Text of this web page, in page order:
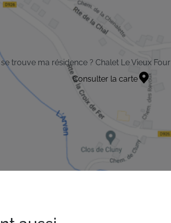
trouve ma résidence ? Chalet Le Vieux Four
Consulter la carte